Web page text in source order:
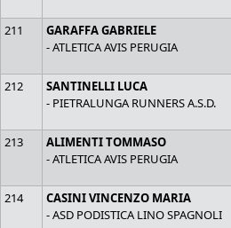
211
GARAFFA GABRIELE
- ATLETICA AVIS PERUGIA
212
SANTINELLI LUCA
- PIETRALUNGA RUNNERS A.S.D.
213
ALIMENTI TOMMASO
- ATLETICA AVIS PERUGIA
214
CASINI VINCENZO MARIA
- ASD PODISTICA LINO SPAGNOLI